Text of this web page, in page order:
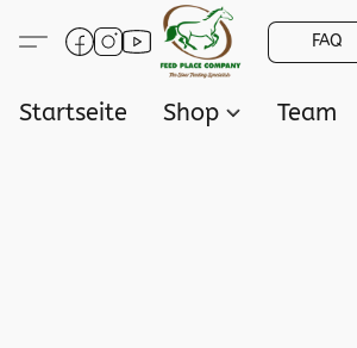
FAQ
Startseite Shop Team